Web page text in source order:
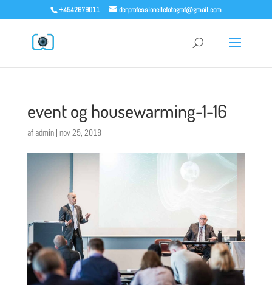
+4542679011 denprofessionellefotograf@gmail.com
event og housewarming-1-16
af admin| nov 25, 2018